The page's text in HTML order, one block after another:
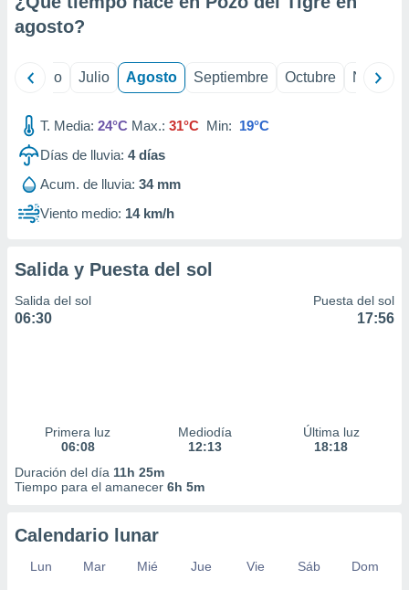
e
publicidad
publicidad
de
agosto?
Junio Julio Agosto Septiembre Octubre
T. Media: 24°C Max.: 31°C Min: 19°C
Días de lluvia: 4días
Acum. de lluvia: 34 mm
Viento medio: 14 km/h
Salida y Puesta del sol
Salida del sol
06:30
Puesta del sol
17:56
Primera luz
06:08
Mediodía
12:13
Última luz
18:18
Duración del día 11h 25m
Tiempo para el amanecer 6h 5m
Calendario lunar
Lun Mar Mié Jue Vie Sáb
Dom